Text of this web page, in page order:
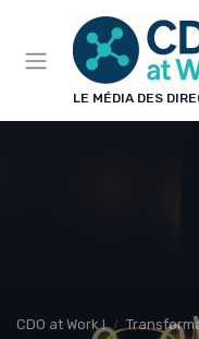
LE MÉDIA DES
CDO at Work !
Panneau de gestion des